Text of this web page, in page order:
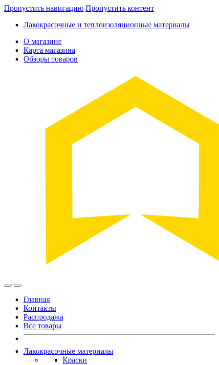
Пропустить навигацию Пропустить контент
Лакокрасочные и теплоизоляционные материалы
О магазине
Карта магазина
Обзоры товаров
Главная
Контакты
Распродажа
Все товары
Лакокрасочные материалы
Краски